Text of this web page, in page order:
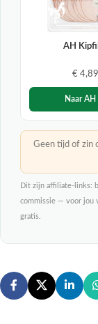
AH
€ 4,89
Naar
Geen tijd of zin
Dit zijn affiliate-links:
commissie — voor jou
gratis.